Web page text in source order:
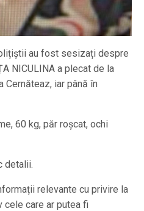
au fost sesizați despre
NICULINA a plecat de la
iar până în
60 kg, păr roșcat, ochi
detalii.
relevante cu privire la
cele care ar putea fi